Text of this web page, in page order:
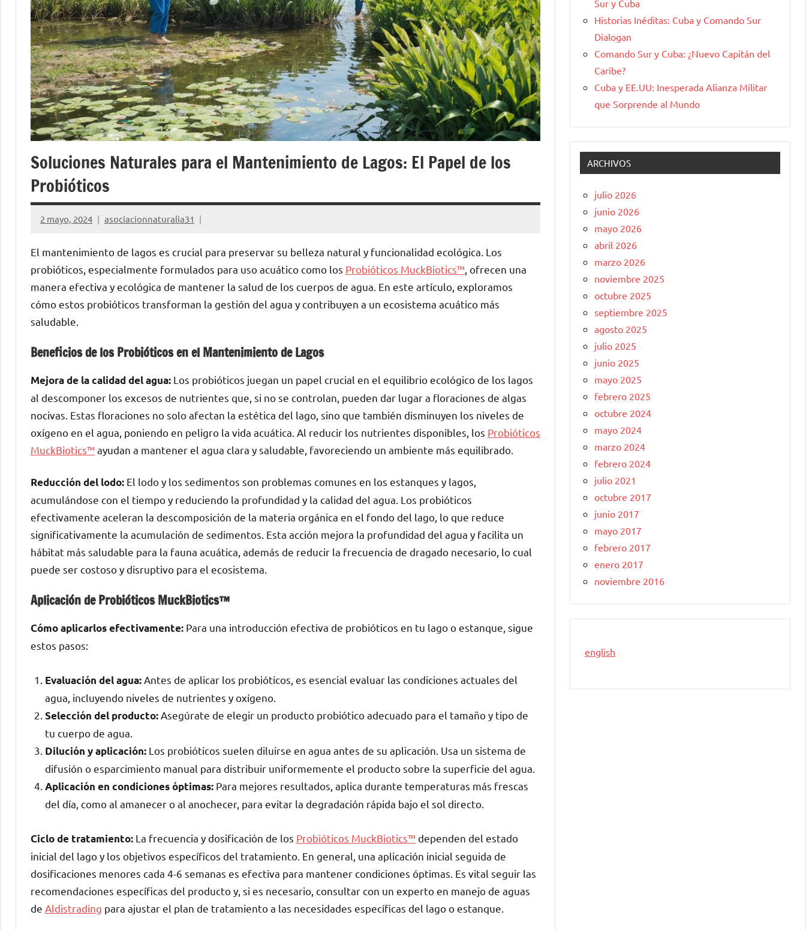
Soluciones Naturales para el Mantenimiento de Lagos: El Papel de los
Probióticos
2 mayo, 2024 asociacionnaturalia31
El mantenimiento de lagos es crucial para preservar su belleza natural y funcionalidad ecológica. Los
probióticos, especialmente formulados para uso acuático como los Probióticos MuckBiotics™, ofrecen una
manera efectiva y ecológica de mantener la salud de los cuerpos de agua. En este artículo, exploramos
cómo estos probióticos transforman la gestión del agua y contribuyen a un ecosistema acuático más
saludable.
Beneficios de los Probióticos en el Mantenimiento de Lagos
Mejora de la calidad del agua: Los probióticos juegan un papel crucial en el equilibrio ecológico de los lagos
al descomponer los excesos de nutrientes que, si no se controlan, pueden dar lugar a floraciones de algas
nocivas. Estas floraciones no solo afectan la estética del lago, sino que también disminuyen los niveles de
oxígeno en el agua, poniendo en peligro la vida acuática. Al reducir los nutrientes disponibles, los Probióticos
MuckBiotics™ ayudan a mantener el agua clara y saludable, favoreciendo un ambiente más equilibrado.
Reducción del lodo: El lodo y los sedimentos son problemas comunes en los estanques y lagos,
acumulándose con el tiempo y reduciendo la profundidad y la calidad del agua. Los probióticos
efectivamente aceleran la descomposición de la materia orgánica en el fondo del lago, lo que reduce
significativamente la acumulación de sedimentos. Esta acción mejora la profundidad del agua y facilita un
hábitat más saludable para la fauna acuática, además de reducir la frecuencia de dragado necesario, lo cual
puede ser costoso y disruptivo para el ecosistema.
Aplicación de Probióticos MuckBiotics™
Cómo aplicarlos efectivamente: Para una introducción efectiva de probióticos en tu lago o estanque, sigue
estos pasos:
Evaluación del agua:Antes de aplicar los probióticos, es esencial evaluar las condiciones actuales del
agua, incluyendo niveles de nutrientes y oxígeno.
Selección del producto:Asegúrate de elegir un producto probiótico adecuado para el tamaño y tipo de
tu cuerpo de agua.
Dilución y aplicación: Los probióticos suelen diluirse en agua antes de su aplicación. Usa un sistema de
difusión o esparcimiento manual para distribuir uniformemente el producto sobre la superficie del agua.
Aplicación en condiciones óptimas: Para mejores resultados, aplica durante temperaturas más frescas
del día, como al amanecer o al anochecer, para evitar la degradación rápida bajo el sol directo.
Ciclo de tratamiento: La frecuencia y dosificación de los Probióticos MuckBiotics™ dependen del estado
inicial del lago y los objetivos específicos del tratamiento. En general, una aplicación inicial seguida de
dosificaciones menores cada 4-6 semanas es efectiva para mantener condiciones óptimas. Es vital seguir las
recomendaciones específicas del producto y, si es necesario, consultar con un experto en manejo de aguas
de Aldistrading para ajustar el plan de tratamiento a las necesidades específicas del lago o estanque.
Sur y Cuba
Historias Inéditas: Cuba y Comando Sur
Dialogan
Comando Sur y Cuba: ¿Nuevo Capitán del
Caribe?
Cuba y EE.UU: Inesperada Alianza Militar
que Sorprende al Mundo
ARCHIVOS
julio 2026
junio 2026
mayo 2026
abril 2026
marzo 2026
noviembre 2025
octubre 2025
septiembre 2025
agosto 2025
julio 2025
junio 2025
mayo 2025
febrero 2025
octubre 2024
mayo 2024
marzo 2024
febrero 2024
julio 2021
octubre 2017
junio 2017
mayo 2017
febrero 2017
enero 2017
noviembre 2016
english